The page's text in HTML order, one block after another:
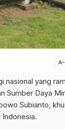
text_decrease
nasional yang
Sumber Daya
Subianto,